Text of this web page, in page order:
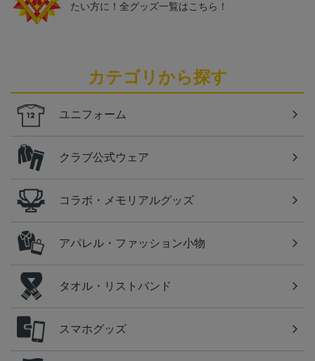
たい方に！全グッズ一覧はこちら！
カテゴリから探す
ユニフォーム
クラブ公式ウェア
コラボ・メモリアルグッズ
アパレル・ファッション小物
タオル・リストバンド
スマホグッズ